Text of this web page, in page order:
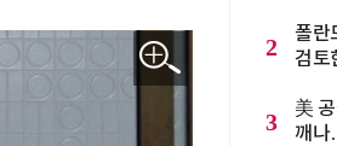
2
폴란
검토
3
美
깨나